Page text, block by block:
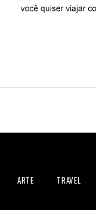
ARTE TRAVEL